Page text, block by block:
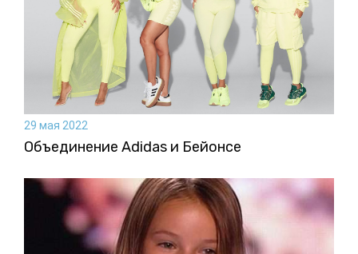
29 мая 2022
Объединение Adidas и Бейонсе